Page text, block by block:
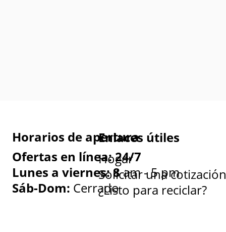
Horarios de apertura
Ofertas en línea: 24/7
Lunes a viernes: 8am - 5 pm
Sáb-Dom: Cerrado
Enlaces útiles
Hogar
Solicitar una
¿Listo para reciclar?